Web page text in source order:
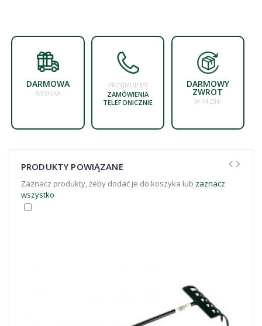
DARMOWA
WYSYŁKA
PRZYJMUJEMY
ZAMÓWIENIA
TELEFONICZNIE
DARMOWY
ZWROT
W 14 DNI
PRODUKTY POWIĄZANE
Zaznacz produkty, żeby dodać je do koszyka lub zaznacz
wszystko